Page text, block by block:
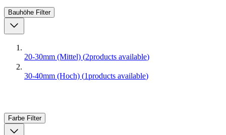
Bauhöhe Filter
20-30mm (Mittel) (2products available)
30-40mm (Hoch) (1products available)
Farbe Filter